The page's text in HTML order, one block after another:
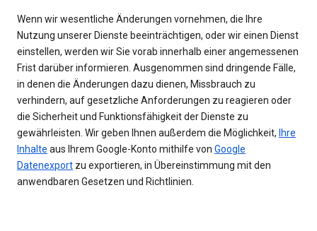
Wenn wir wesentliche Änderungen vornehmen, die Ihre
Nutzung unserer Dienste beeinträchtigen, oder wir einen Dienst
einstellen, werden wir Sie vorab innerhalb einer angemessenen
Frist darüber informieren. Ausgenommen sind dringende Fälle,
in denen die Änderungen dazu dienen, Missbrauch zu
verhindern, auf gesetzliche Anforderungen zu reagieren oder
die Sicherheit und Funktionsfähigkeit der Dienste zu
gewährleisten. Wir geben Ihnen außerdem die Möglichkeit, Ihre
Inhalte aus Ihrem Google-Konto mithilfe von Google
Datenexport zu exportieren, in Übereinstimmung mit den
anwendbaren Gesetzen und Richtlinien.